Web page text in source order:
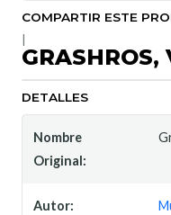
COMPARTIR ESTE
GRASHROS,
DETALLES
Nombre
Original:
Autor: